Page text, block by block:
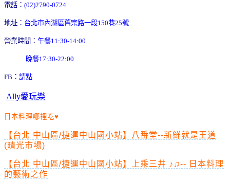
電話： (02)2790-0724
地址： 台北市內湖區舊宗路一段150巷25號
營業時間： 午餐11:30-14:00
晚餐17:30-22:00
FB： 請點
Ally愛玩樂
日本料理哪裡吃♥
【台北 中山區/捷運中山國小站】八番堂--新鮮就是王道
(晴光市場)
【台北 中山區/捷運中山國小站】上乘三井 ♪♫-- 日本料理
的藝術之作